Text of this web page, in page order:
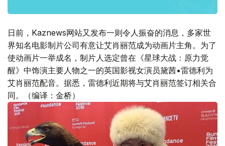
日前，Kaznews网站又发布一则令人振奋的消息，多家世
界知名电影制片公司有意让艾肖丽范成为动画片主角。为了
使动画片一举成名，制片人选定曾在《星球大战：原力觉
醒》中饰演主要人物之一的英国影视女演员黛茜•雷德利为
艾肖丽范配音。据悉，雷德利近期将与艾肖丽范签订相关合
同。（编译：金桥）